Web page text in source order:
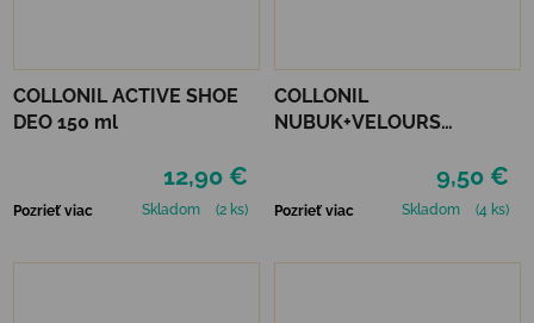
COLLONIL ACTIVE SHOE
DEO 150 ml
12,90 €
Pozrieť viac Skladom (2 ks)
COLLONIL
NUBUK+VELOURS
9,50 €
Pozrieť viac Skladom (4 ks)